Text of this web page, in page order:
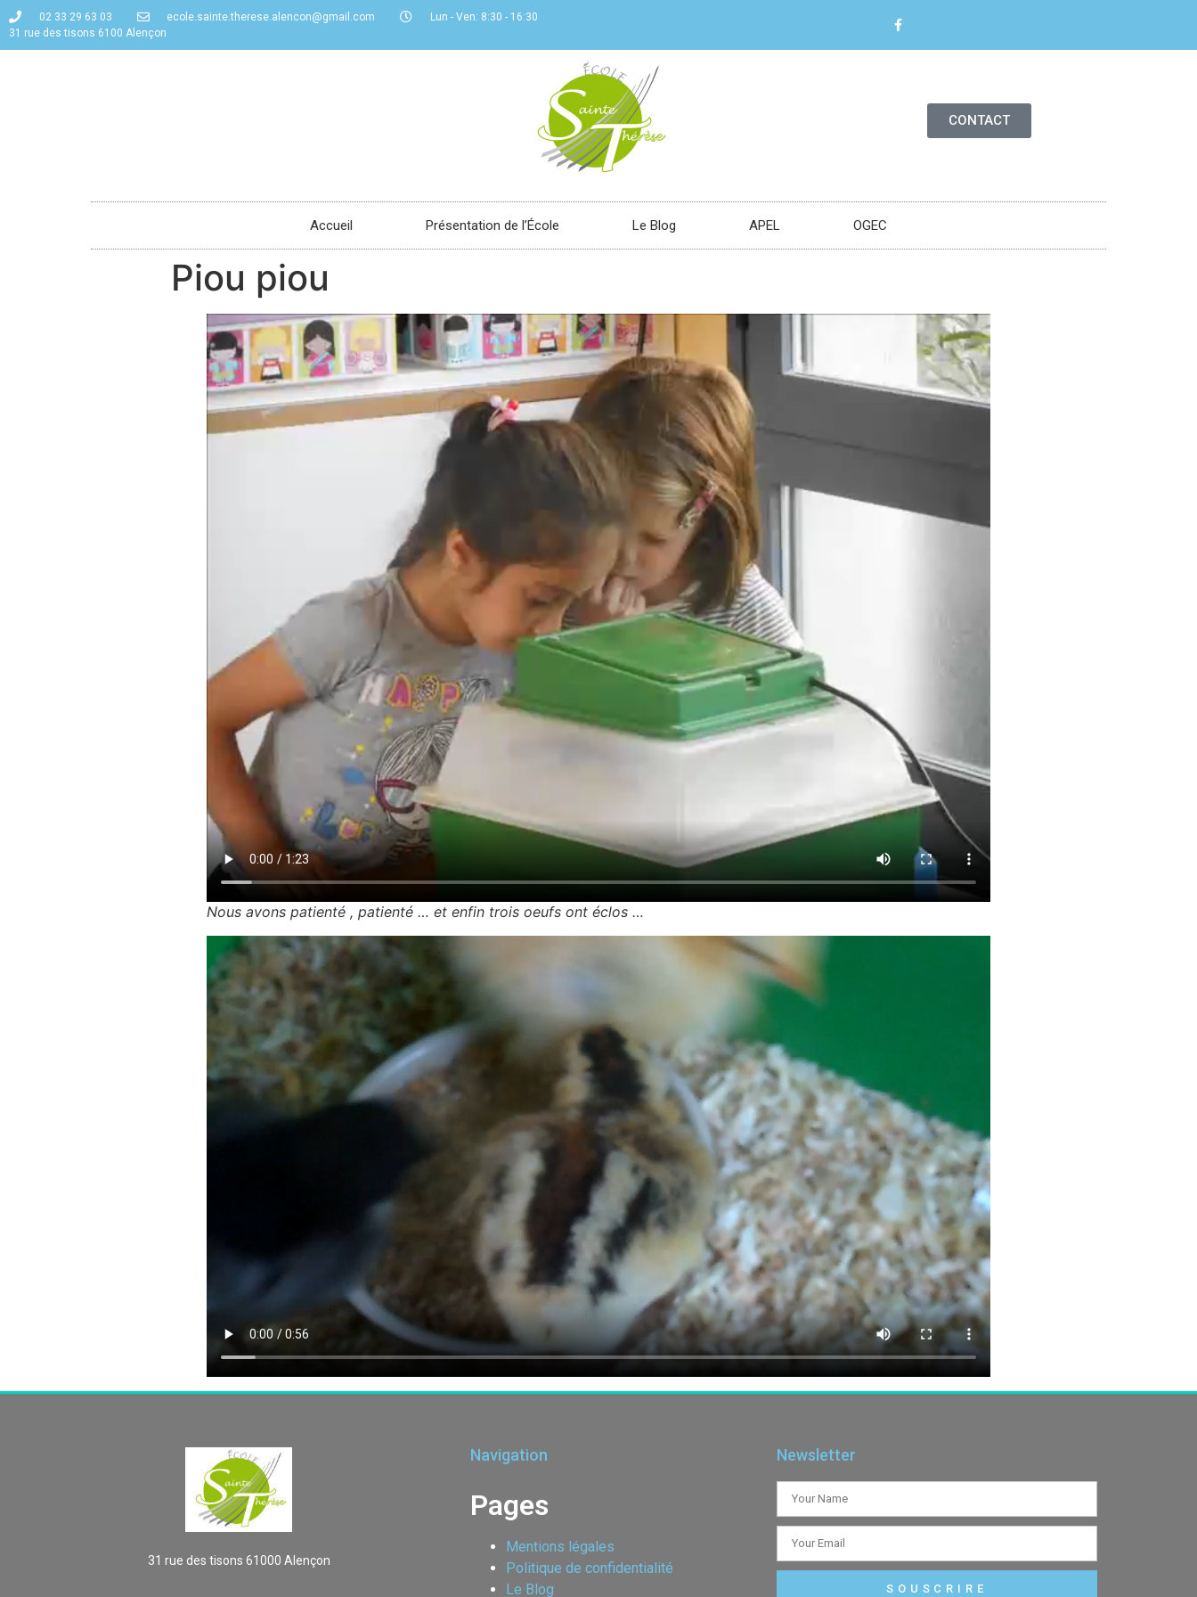
02 33 29 63 03 ecole.sainte.therese.alencon@gmail.com
Lun - Ven: 8:30 - 16:30
31 rue des tisons 6100 Alençon
CONTACT
Accueil Présentation de l’École Le Blog APEL OGEC
Piou piou
Nous avons patienté , patienté … et enfin trois oeufs ont éclos …
31 rue des tisons 61000 Alençon
Navigation
Pages
Mentions légales
Politique de confidentialité
Le Blog
Newsletter
SOUSCRIRE